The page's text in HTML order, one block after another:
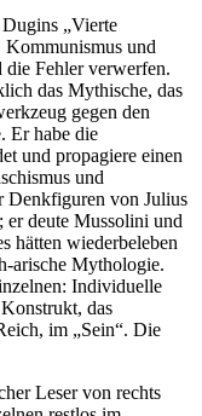
„Vierte
und
die Fehler verwerfen.
das Mythische, das
gegen den
Er habe die
und propagiere einen
und
Denkfiguren von Julius
deute Mussolini und
hätten wiederbeleben
arische Mythologie.
Individuelle
das
im „Sein“. Die
Leser von rechts